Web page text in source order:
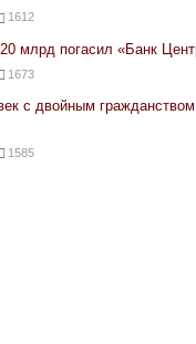
1612
млрд погасил «Банк
1673
с двойным
1585